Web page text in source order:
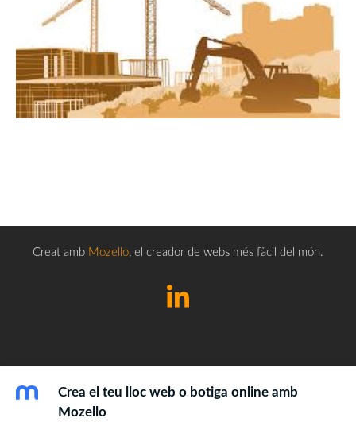
Creat amb Mozello, el creador de webs més fàcil del món.
Crea el teu lloc web o botiga online amb
Mozello